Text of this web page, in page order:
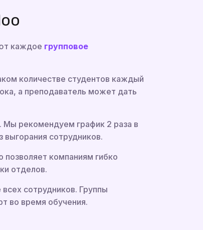
каждое групповое
количестве студентов каждый
а преподаватель может дать
Мы рекомендуем график 2 раза в
сотрудников.
позволяет компаниям гибко
отделов.
сотрудников. Группы
во время обучения.